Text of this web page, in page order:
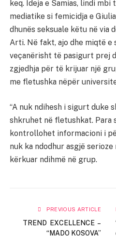
keq. Ideja e Samias, lindi
mediatike si femicidja e
dhunës seksuale këtu në via
Arti. Në fakt, ajo dhe miqtë e
veçanërisht të pasigurt prej
zgjedhja për të krijuar një
me fletushka nëpër
“A nuk ndihesh i sigurt duke
shkruhet në fletushkat. Para
kontrollohet informacioni i
nuk ka ndodhur asgjë serioze
kërkuar ndihmë në grup.
PREVIOUS ARTICLE
TREND EXCELLENCE –
“MADO KOSOVA”